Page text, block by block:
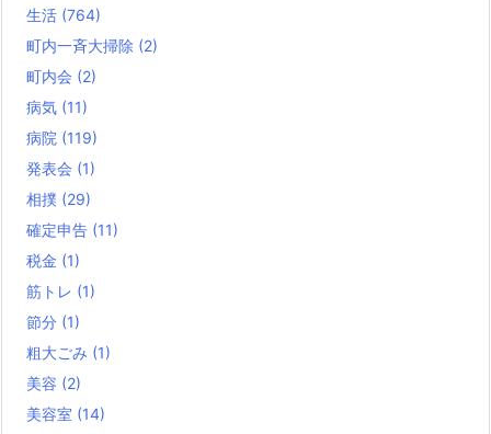
生活 (764)
町内一斉大掃除 (2)
町内会 (2)
病気 (11)
病院 (119)
発表会 (1)
相撲 (29)
確定申告 (11)
税金 (1)
筋トレ (1)
節分 (1)
粗大ごみ (1)
美容 (2)
美容室 (14)